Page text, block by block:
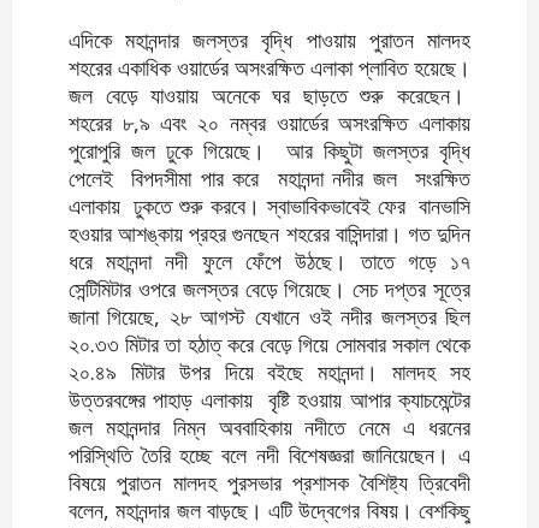
এদিকে মহানন্দার জলস্তর বৃদ্ধি পাওয়ায় পুরাতন মালদহ
শহরের একাধিক ওয়ার্ডের অসংরক্ষিত এলাকা প্লাবিত হয়েছে।
জল বেড়ে যাওয়ায় অনেকে ঘর ছাড়তে শুরু করেছেন।
শহরের ৮,৯ এবং ২০ নম্বর ওয়ার্ডের অসংরক্ষিত এলাকায়
পুরোপুরি জল ঢুকে গিয়েছে। আর কিছুটা জলস্তর বৃদ্ধি
পেলেই বিপদসীমা পার করে মহানন্দা নদীর জল সংরক্ষিত
এলাকায় ঢুকতে শুরু করবে। স্বাভাবিকভাবেই ফের বানভাসি
হওয়ার আশঙ্কায় প্রহর গুনছেন শহরের বাসিন্দারা। গত দুদিন
ধরে মহানন্দা নদী ফুলে ফেঁপে উঠছে। তাতে গড়ে ১৭
সেন্টিমিটার ওপরে জলস্তর বেড়ে গিয়েছে। সেচ দপ্তর সূত্রে
জানা গিয়েছে, ২৮ আগস্ট যেখানে ওই নদীর জলস্তর ছিল
২০.৩৩ মিটার তা হঠাত্ করে বেড়ে গিয়ে সোমবার সকাল থেকে
২০.৪৯ মিটার উপর দিয়ে বইছে মহানন্দা। মালদহ সহ
উত্তরবঙ্গের পাহাড় এলাকায় বৃষ্টি হওয়ায় আপার ক্যাচমেন্টের
জল মহানন্দার নিম্ন অববাহিকায় নদীতে নেমে এ ধরনের
পরিস্থিতি তৈরি হচ্ছে বলে নদী বিশেষজ্ঞরা জানিয়েছেন। এ
বিষয়ে পুরাতন মালদহ পুরসভার প্রশাসক বৈশিষ্ট্য ত্রিবেদী
বলেন, মহানন্দার জল বাড়ছে। এটি উদ্বেগের বিষয়। বেশকিছু